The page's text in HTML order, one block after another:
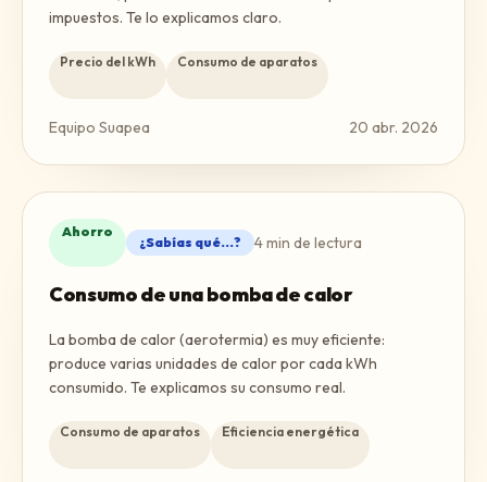
impuestos. Te lo explicamos claro.
Precio del kWh Consumo de aparatos
Equipo Suapea 20 abr. 2026
Ahorro
¿Sabías qué...? 4min de lectura
Consumo de una bomba de calor
La bomba de calor (aerotermia) es muy eficiente:
produce varias unidades de calor por cada kWh
consumido. Te explicamos su consumo real.
Consumo de aparatos Eficiencia energética